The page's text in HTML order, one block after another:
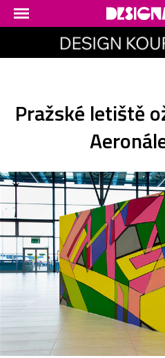
Pražské letiště